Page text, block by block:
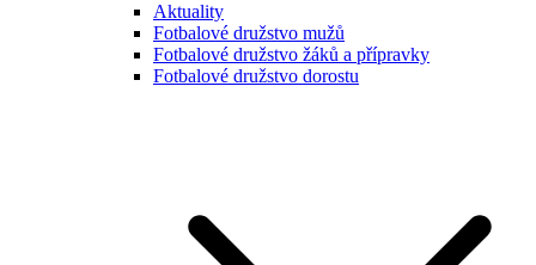
Aktuality
Fotbalové družstvo mužů
Fotbalové družstvo žáků a přípravky
Fotbalové družstvo dorostu